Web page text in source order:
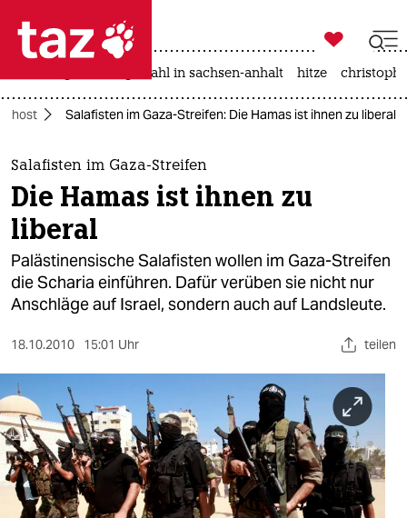
 taz zahl ich
taz zahl ich
themen
politik
öko
gesellschaft
sport
berlin
nord
wahrheit

taz zahl ich
landtagswahl in sachsen-anhalt hitze
Salafisten im Gaza-Streifen: Die Hamas ist ihnen zu liberal
Salafisten im Gaza-Streifen
Die Hamas ist ihnen zu
liberal
Palästinensische Salafisten wollen im Gaza-Streifen
die Scharia einführen. Dafür verüben sie nicht nur
Anschläge auf Israel, sondern auch auf Landsleute.
18.10.2010 15:01 Uhr teilen